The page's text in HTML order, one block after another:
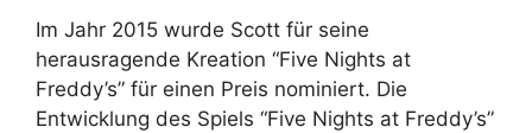
Im Jahr 2015 wurde Scott für seine
herausragende Kreation “Five Nights at
Freddy’s” für einen Preis nominiert. Die
Entwicklung des Spiels “Five Nights at Freddy’s”